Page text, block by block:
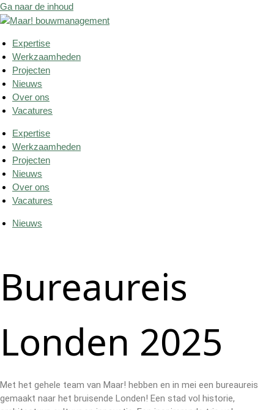
Ga naar de inhoud
Expertise
Werkzaamheden
Projecten
Nieuws
Over ons
Vacatures
Expertise
Werkzaamheden
Projecten
Nieuws
Over ons
Vacatures
Nieuws
Bureaureis
Londen 2025
Met het gehele team van Maar! hebben en in mei een bureaureis
gemaakt naar het bruisende Londen! Een stad vol historie,